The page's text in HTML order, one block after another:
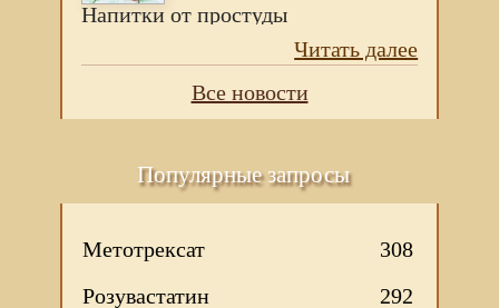
Напитки от простуды
Читать далее
Все новости
Популярные запросы
Метотрексат
308
Розувастатин
292